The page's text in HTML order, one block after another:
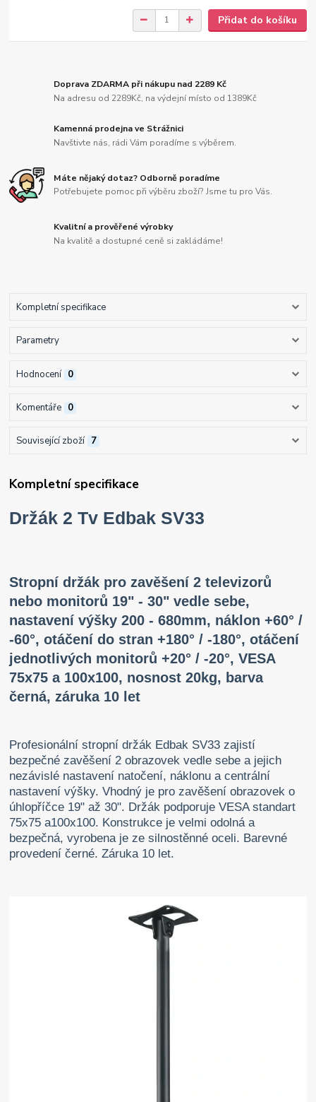
Přidat do košíku
Doprava ZDARMA při nákupu nad 2289 Kč
Na adresu od 2289Kč, na výdejní místo od 1389Kč
Kamenná prodejna ve Strážnici
Navštivte nás, rádi Vám poradíme s výběrem.
Máte nějaký dotaz? Odborně poradíme
Potřebujete pomoc při výběru zboží? Jsme tu pro Vás.
Kvalitní a prověřené výrobky
Na kvalitě a dostupné ceně si zakládáme!
Kompletní specifikace
Parametry
Hodnocení 0
Komentáře 0
Související zboží 7
Kompletní specifikace
Držák 2 Tv Edbak SV33
Stropní držák pro zavěšení 2 televizorů
nebo monitorů 19" - 30" vedle sebe,
nastavení výšky 200 - 680mm, náklon +60° /
-60°, otáčení do stran +180° / -180°, otáčení
jednotlivých monitorů +20° / -20°, VESA
75x75 a 100x100, nosnost 20kg, barva
černá, záruka 10 let
Profesionální stropní držák Edbak SV33 zajistí
bezpečné zavěšení 2 obrazovek vedle sebe a jejich
nezávislé nastavení natočení, náklonu a centrální
nastavení výšky. Vhodný je pro zavěšení obrazovek o
úhlopříčce 19" až 30". Držák podporuje VESA standart
75x75 a100x100. Konstrukce je velmi odolná a
bezpečná, vyrobena je ze silnostěnné oceli. Barevné
provedení černé. Záruka 10 let.